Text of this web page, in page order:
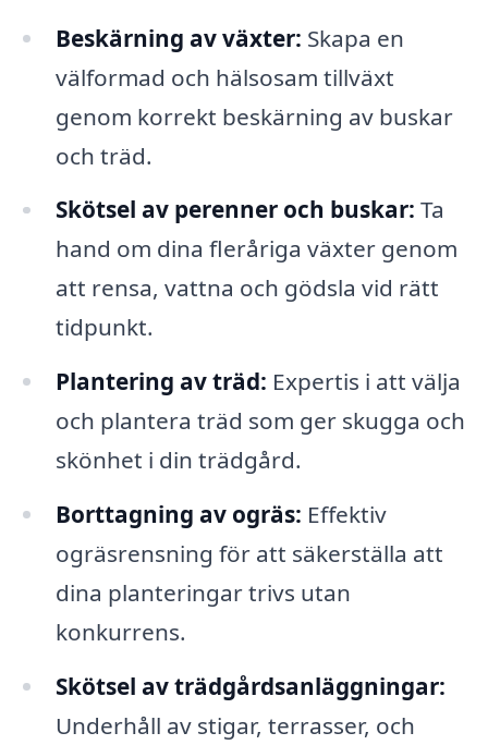
Beskärning av växter: Skapa en
välformad och hälsosam tillväxt
genom korrekt beskärning av buskar
och träd.
Skötsel av perenner och buskar: Ta
hand om dina fleråriga växter genom
att rensa, vattna och gödsla vid rätt
tidpunkt.
Plantering av träd: Expertis i att välja
och plantera träd som ger skugga och
skönhet i din trädgård.
Borttagning av ogräs: Effektiv
ogräsrensning för att säkerställa att
dina planteringar trivs utan
konkurrens.
Skötsel av trädgårdsanläggningar:
Underhåll av stigar, terrasser, och